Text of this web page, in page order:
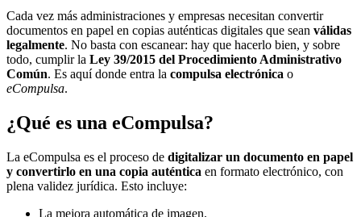
Cada vez más administraciones y empresas necesitan convertir
documentos en papel en copias auténticas digitales que sean válidas
legalmente. No basta con escanear: hay que hacerlo bien, y sobre
todo, cumplir la Ley 39/2015 del Procedimiento Administrativo
Común. Es aquí donde entra la compulsa electrónica o
eCompulsa.
¿Qué es una eCompulsa?
La eCompulsa es el proceso de digitalizar un documento en papel
y convertirlo en una copia auténtica en formato electrónico, con
plena validez jurídica. Esto incluye:
La mejora automática de imagen.